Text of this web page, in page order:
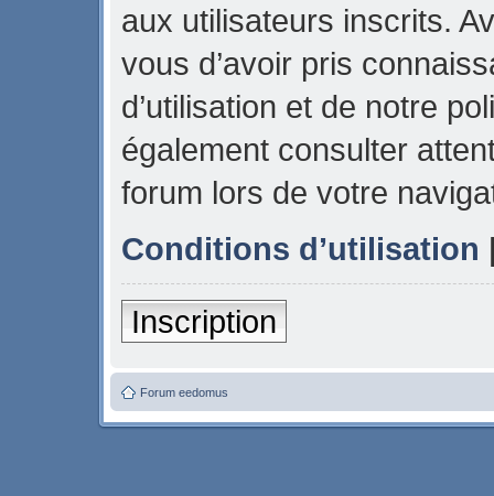
aux utilisateurs inscrits.
vous d’avoir pris
d’utilisation et de notre
également consulter
forum lors de votre
Conditions d’utilisation
Inscription
Forum eedomus